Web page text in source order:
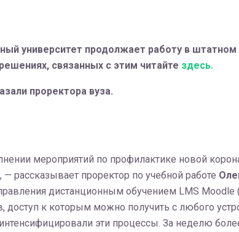
университет продолжает работу в
связанных с этим читайте здесь.
проректора вуза.
мероприятий по профилактике новой
рассказывает проректор по учебной работе
дистанционным обучением LMS
доступ к которым можно получить с любого
эти процессы. За неделю